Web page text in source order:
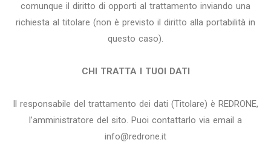
comunque il diritto di opporti al trattamento inviando una
richiesta al titolare (non è previsto il diritto alla portabilità in
questo caso).
CHI TRATTA I TUOI DATI
Il responsabile del trattamento dei dati (Titolare) è REDRONE,
l’amministratore del sito. Puoi contattarlo via email a
info@redrone.it